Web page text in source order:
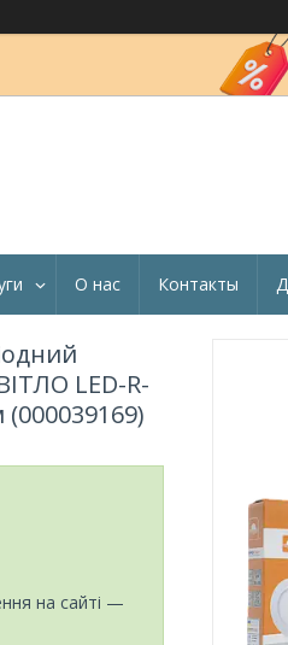
О нас Контакты
LED-R-
на сайті —